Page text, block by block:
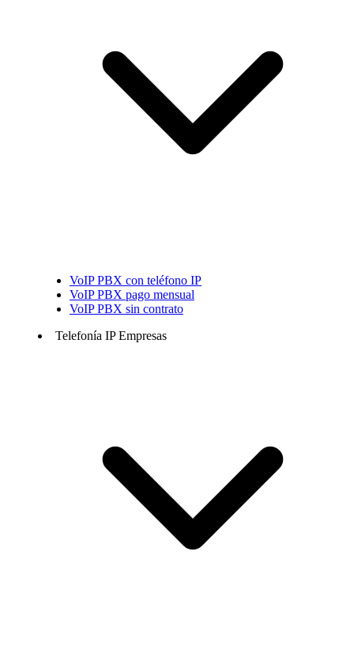
VoIP PBX con teléfono IP
VoIP PBX pago mensual
VoIP PBX sin contrato
Telefonía IP Empresas